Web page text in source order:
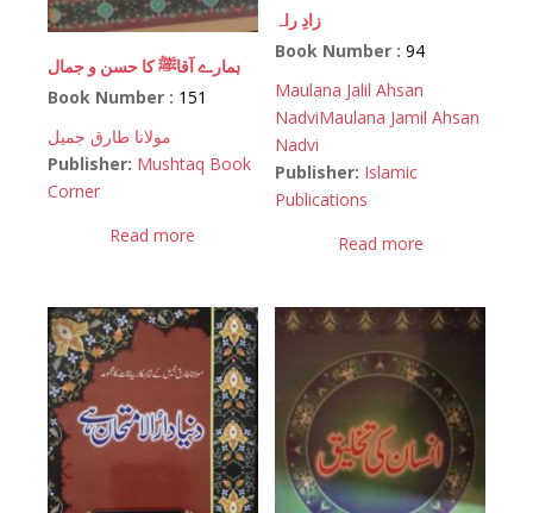
ہمارے آقاﷺ کا حسن و جمال
Book Number : 151
مولانا طارق جمیل
Publisher: Mushtaq Book
Corner
Read more
زادِ راہ
Book Number :94
Maulana Jalil Ahsan
NadviMaulana Jamil Ahsan
Nadvi
Publisher: Islamic
Publications
Read more